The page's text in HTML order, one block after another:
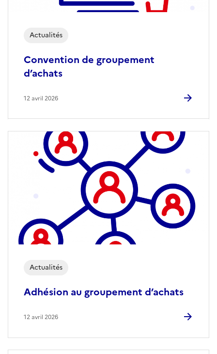
Convention de groupement
d’achats
Actualités
12 avril 2026
Adhésion au groupement d’achats
Actualités
12 avril 2026